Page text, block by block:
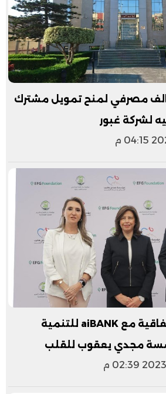
مصرفي لمنح تمويل مشترك
إي إف چي توقع اتفاقية مع aiBANK للتنمية
مجدي يعقوب للقلب